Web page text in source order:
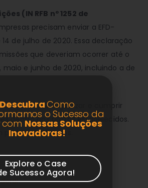
(IN RFB nº 1252 de
precisam enviar a EFD-
de julho de 2020. Essa declaração
que deveriam ocorrer até o
maio e junho de 2020, incluindo a de
devem se organizar e cumprir
dentro dos prazos estabelecidos.
problemas futuros.
.
DescubraComo
o Sucesso da
com Nossas Soluções
Inovadoras!
Explore o Case
Sucesso Agora!